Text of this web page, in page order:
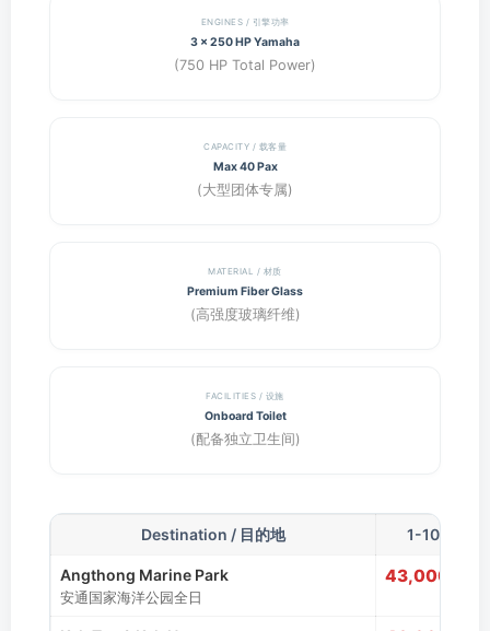
ENGINES / 引擎功率
3 x 250 HP Yamaha
(750 HP Total Power)
CAPACITY / 载客量
Max 40 Pax
(大型团体专属)
MATERIAL / 材质
Premium Fiber Glass
(高强度玻璃纤维)
FACILITIES / 设施
Onboard Toilet
(配备独立卫生间)
Destination / 目的地 1-10 Pax
Angthong Marine Park
安通国家海洋公园全日
43,000